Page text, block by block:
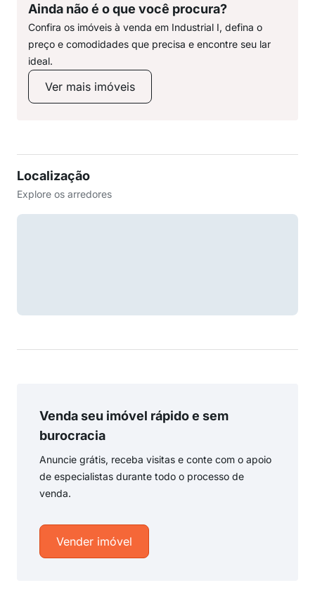
Ainda não é o que você procura?
Confira os imóveis à venda em Industrial I, defina o
preço e comodidades que precisa e encontre seu lar
ideal.
Ver mais imóveis
Localização
Explore os arredores
Venda seu imóvel rápido e sem
burocracia
Anuncie grátis, receba visitas e conte com o apoio
de especialistas durante todo o processo de
venda.
Vender imóvel